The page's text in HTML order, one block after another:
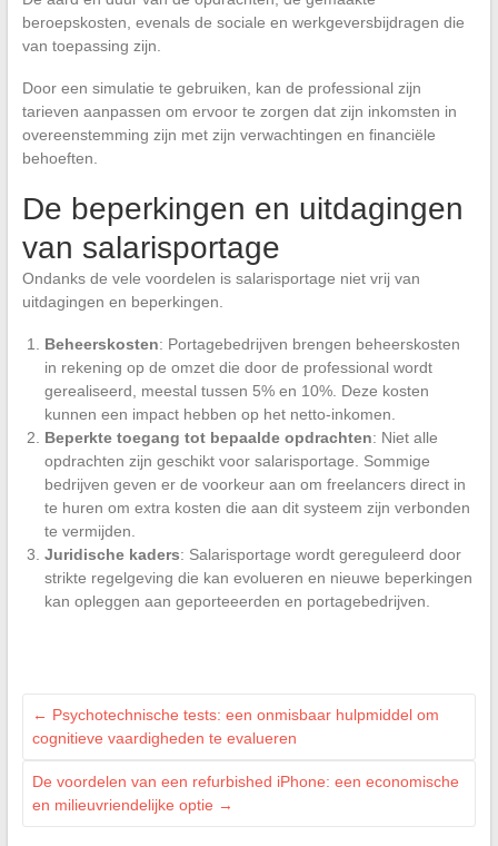
beroepskosten, evenals de sociale en werkgeversbijdragen die
van toepassing zijn.
Door een simulatie te gebruiken, kan de professional zijn
tarieven aanpassen om ervoor te zorgen dat zijn inkomsten in
overeenstemming zijn met zijn verwachtingen en financiële
behoeften.
De beperkingen en uitdagingen
van salarisportage
Ondanks de vele voordelen is salarisportage niet vrij van
uitdagingen en beperkingen.
Beheerskosten: Portagebedrijven brengen beheerskosten
in rekening op de omzet die door de professional wordt
gerealiseerd, meestal tussen 5% en 10%. Deze kosten
kunnen een impact hebben op het netto-inkomen.
Beperkte toegang tot bepaalde opdrachten: Niet alle
opdrachten zijn geschikt voor salarisportage. Sommige
bedrijven geven er de voorkeur aan om freelancers direct in
te huren om extra kosten die aan dit systeem zijn verbonden
te vermijden.
Juridische kaders: Salarisportage wordt gereguleerd door
strikte regelgeving die kan evolueren en nieuwe beperkingen
kan opleggen aan geporteeerden en portagebedrijven.
← Psychotechnische tests: een onmisbaar hulpmiddel om
cognitieve vaardigheden te evalueren
De voordelen van een refurbished iPhone: een economische
en milieuvriendelijke optie →